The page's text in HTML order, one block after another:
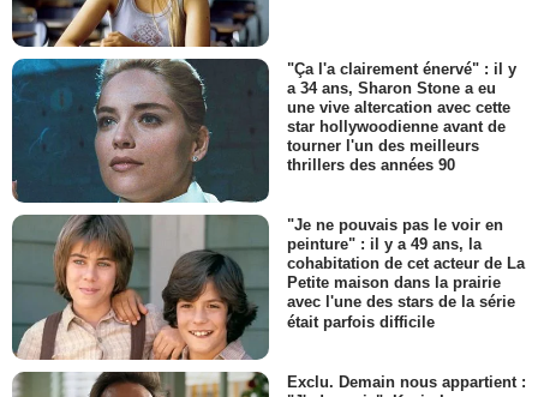
"Ça l'a clairement énervé" : il y
a 34 ans, Sharon Stone a eu
une vive altercation avec cette
star hollywoodienne avant de
tourner l'un des meilleurs
thrillers des années 90
"Je ne pouvais pas le voir en
peinture" : il y a 49 ans, la
cohabitation de cet acteur de La
Petite maison dans la prairie
avec l'une des stars de la série
était parfois difficile
Exclu. Demain nous appartient :